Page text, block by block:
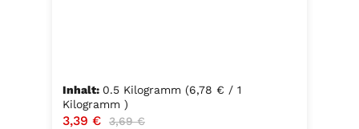
Inhalt: 0.5 Kilogramm (6,78 € / 1
Kilogramm )
Verkaufspreis:
3,39 € Regulärer Preis:
3,69 €